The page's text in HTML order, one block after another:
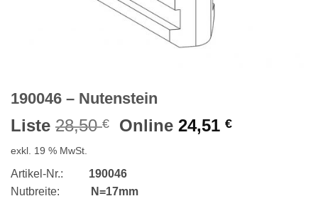
190046 – Nutenstein
Liste 28,50€
Ursprünglicher
28,50 €
Online 24,51€Aktueller
exkl. 19 % MwSt.
Artikel-Nr.: 190046
Nutbreite:
N=17mm